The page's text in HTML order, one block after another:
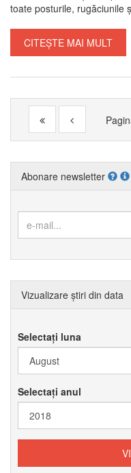
toate posturile, rugăciunile
CITEȘTE MAI MULT
Abonare newsletter
Vizualizare știri din data
Selectați luna
Selectați anul